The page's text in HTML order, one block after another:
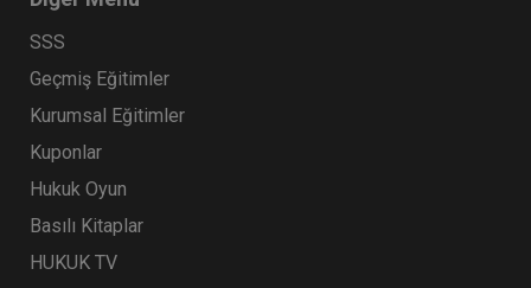
SSS
Geçmiş Eğitimler
Kurumsal Eğitimler
Kuponlar
Hukuk Oyun
Basılı Kitaplar
HUKUK TV